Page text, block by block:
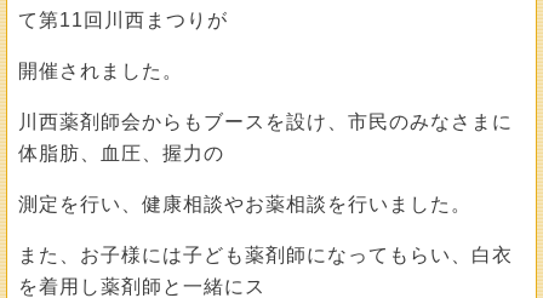
て第11回川西まつりが
開催されました。
川西薬剤師会からもブースを設け、市民のみなさまに
体脂肪、血圧、握力の
測定を行い、健康相談やお薬相談を行いました。
また、お子様には子ども薬剤師になってもらい、白衣
を着用し薬剤師と一緒にス